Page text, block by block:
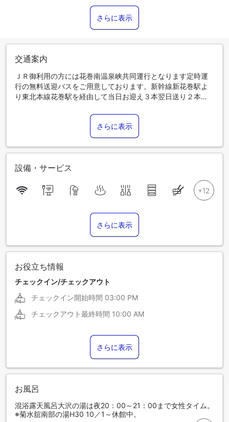
さらに表示
交通案内
ＪＲ御利用の方には花巻南温泉峡共同運行となります定時運
行の無料送迎バスをご用意しております。新幹線新花巻駅よ
り東北本線花巻駅を経由して当日お迎え３本翌日送り２本
さらに表示
設備・サービス
さらに表示
お役立ち情報
チェックイン/チェックアウト
チェックイン開始時間 03:00 PM
チェックアウト最終時間 10:00 AM
さらに表示
お風呂
混浴露天風呂大沢の湯は夜20：00～21：00まで女性タイム。
※菊水舘南部の湯H30 10／1～休館中。